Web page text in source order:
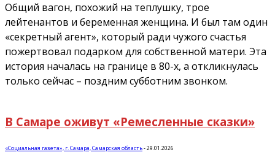
Общий вагон, похожий на теплушку, трое
лейтенантов и беременная женщина. И был там один
«секретный агент», который ради чужого счастья
пожертвовал подарком для собственной матери. Эта
история началась на границе в 80-х, а откликнулась
только сейчас – поздним субботним звонком.
В Самаре оживут «Ремесленные сказки»
«Социальная газета», г. Самара, Самарская область-29.01.2026